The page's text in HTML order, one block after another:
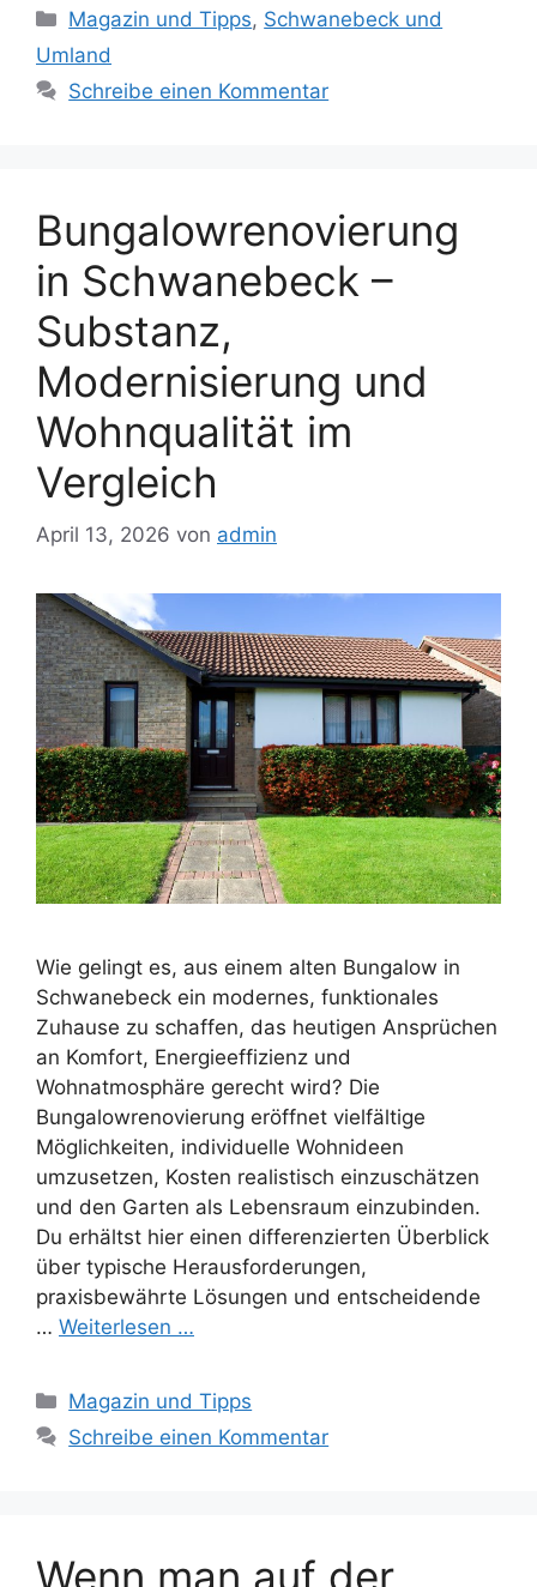
Kategorien
Magazin und Tipps, Schwanebeck und
Umland
Schreibe einen Kommentar
Bungalowrenovierung
in Schwanebeck –
Substanz,
Modernisierung und
Wohnqualität im
Vergleich
April 13, 2026 von admin
Wie gelingt es, aus einem alten Bungalow in
Schwanebeck ein modernes, funktionales
Zuhause zu schaffen, das heutigen Ansprüchen
an Komfort, Energieeffizienz und
Wohnatmosphäre gerecht wird? Die
Bungalowrenovierung eröffnet vielfältige
Möglichkeiten, individuelle Wohnideen
umzusetzen, Kosten realistisch einzuschätzen
und den Garten als Lebensraum einzubinden.
Du erhältst hier einen differenzierten Überblick
über typische Herausforderungen,
praxisbewährte Lösungen und entscheidende
… Weiterlesen …
Kategorien
Magazin und Tipps
Schreibe einen Kommentar
Wenn man auf der